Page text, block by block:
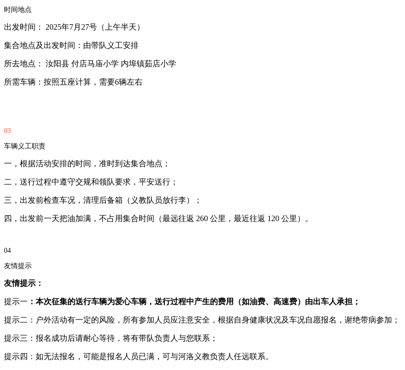
时间地点
出发时间： 2025年7月27号（上午半天）
集合地点及出发时间：由带队义工安排
所去地点： 汝阳县 付店马庙小学 内埠镇茹店小学
所需车辆：按照五座计算，需要6辆左右
03
车辆义工职责
一，根据活动安排的时间，准时到达集合地点；
二，送行过程中遵守交规和领队要求，平安送行；
三，出发前检查车况，清理后备箱（义教队员放行李）；
四，出发前一天把油加满，不占用集合时间（最远往返 260 公里，最近往返 120 公里）。
04
友情提示
友情提示：
提示一 ：本次征集的送行车辆为爱心车辆，送行过程中产生的费用（如油费、高速费）由出车人承担；
提示二：户外活动有一定的风险，所有参加人员应注意安全，根据自身健康状况及车况自愿报名，谢绝带病参加；
提示三：报名成功后请耐心等待，将有带队负责人与您联系；
提示四：如无法报名，可能是报名人员已满，可与河洛义教负责人任远联系。